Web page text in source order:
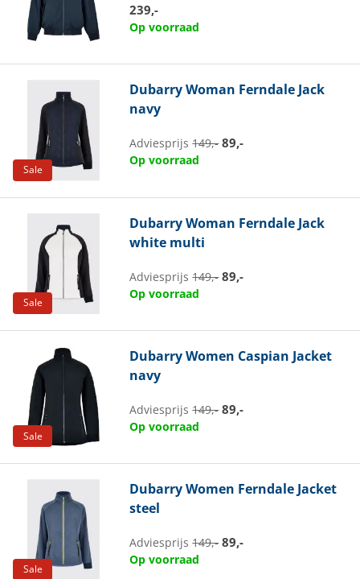
239,-
Op voorraad
Sale
DubarryWoman Ferndale Jack
navy
Adviesprijs149,- 89,-
Op voorraad
Sale
DubarryWoman Ferndale Jack
white multi
Adviesprijs149,- 89,-
Op voorraad
Sale
DubarryWomen Caspian Jacket
navy
Adviesprijs149,- 89,-
Op voorraad
Sale
DubarryWomen Ferndale Jacket
steel
Adviesprijs149,- 89,-
Op voorraad